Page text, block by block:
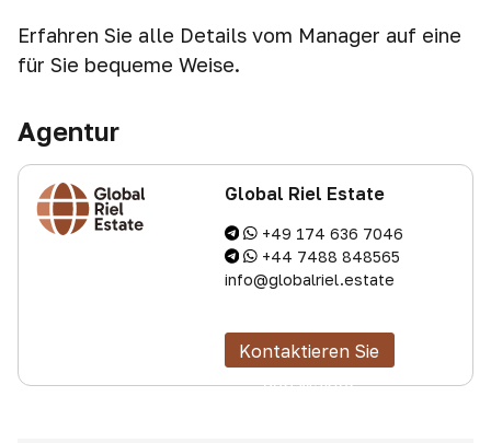
Erfahren Sie alle Details vom Manager auf eine
für Sie bequeme Weise.
Agentur
Global Riel Estate
+49 174 636 7046
+44 7488 848565
info@globalriel.estate
Kontaktieren Sie
den Makler